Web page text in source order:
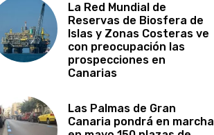
La Red Mundial de
Reservas de Biosfera de
Islas y Zonas Costeras ve
con preocupación las
prospecciones en
Canarias
Las Palmas de Gran
Canaria pondrá en marcha